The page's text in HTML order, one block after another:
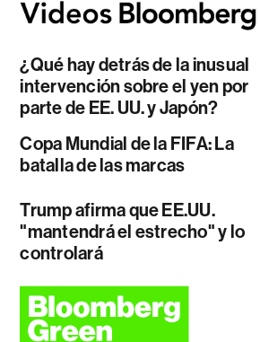
¿Qué hay detrás de la inusual
intervención sobre el yen por
parte de EE. UU. y Japón?
Copa Mundial de la FIFA: La
batalla de las marcas
Trump afirma que EE.UU.
"mantendrá el estrecho" y lo
controlará